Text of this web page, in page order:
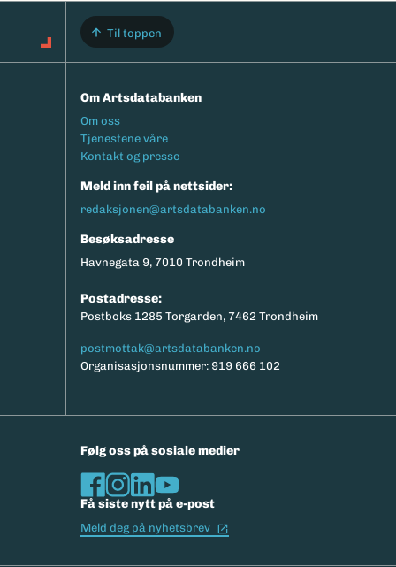
Til toppen
Om Artsdatabanken
Footermeny
Om oss
Tjenestene våre
Kontakt og presse
Meld inn feil på nettsider:
redaksjonen@artsdatabanken.no
Besøksadresse
Havnegata 9, 7010 Trondheim
Postadresse:
Postboks 1285 Torgarden, 7462 Trondheim
postmottak@artsdatabanken.no
Organisasjonsnummer: 919 666 102
Følg oss på sosiale medier
Få siste nytt på e-post
Meld deg på nyhetsbrev